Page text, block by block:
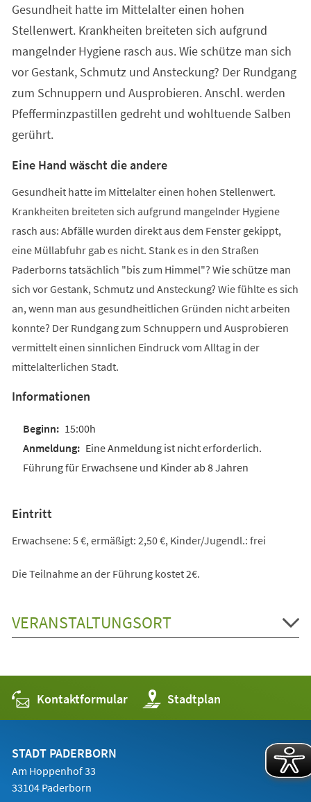
Gesundheit hatte im Mittelalter einen hohen
Stellenwert. Krankheiten breiteten sich aufgrund
mangelnder Hygiene rasch aus. Wie schütze man sich
vor Gestank, Schmutz und Ansteckung? Der Rundgang
zum Schnuppern und Ausprobieren. Anschl. werden
Pfefferminzpastillen gedreht und wohltuende Salben
gerührt.
Eine Hand wäscht die andere
Gesundheit hatte im Mittelalter einen hohen Stellenwert.
Krankheiten breiteten sich aufgrund mangelnder Hygiene
rasch aus: Abfälle wurden direkt aus dem Fenster gekippt,
eine Müllabfuhr gab es nicht. Stank es in den Straßen
Paderborns tatsächlich "bis zum Himmel"? Wie schütze man
sich vor Gestank, Schmutz und Ansteckung? Wie fühlte es sich
an, wenn man aus gesundheitlichen Gründen nicht arbeiten
konnte? Der Rundgang zum Schnuppern und Ausprobieren
vermittelt einen sinnlichen Eindruck vom Alltag in der
mittelalterlichen Stadt.
Informationen
15:00h
Eine Anmeldung ist nicht erforderlich.
Führung für Erwachsene und Kinder ab 8 Jahren
Eintritt
Erwachsene: 5 €, ermäßigt: 2,50 €, Kinder/Jugendl.: frei
Die Teilnahme an der Führung kostet 2€.
VERANSTALTUNGSORT
Kontaktformular Stadtplan
(Öffnet
in
einem
STADT PADERBORN
Am Hoppenhof 33
33104 Paderborn